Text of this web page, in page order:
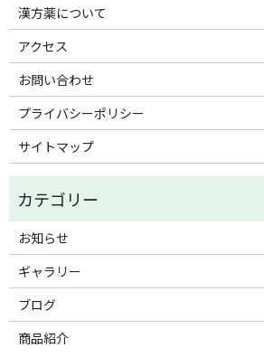
漢方薬について
アクセス
お問い合わせ
プライバシーポリシー
サイトマップ
お知らせ
ギャラリー
ブログ
商品紹介